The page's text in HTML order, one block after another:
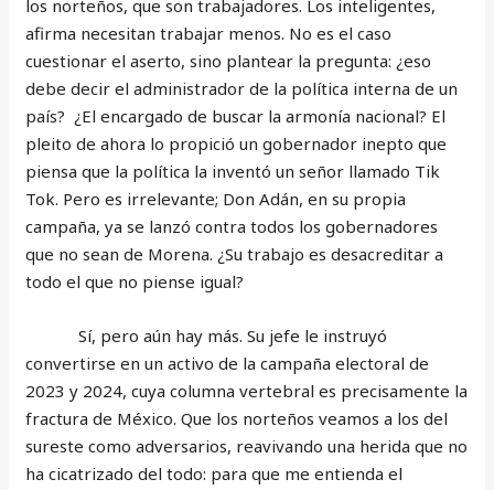
los norteños, que son trabajadores. Los inteligentes,
afirma necesitan trabajar menos. No es el caso
cuestionar el aserto, sino plantear la pregunta: ¿eso
debe decir el administrador de la política interna de un
país? ¿El encargado de buscar la armonía nacional? El
pleito de ahora lo propició un gobernador inepto que
piensa que la política la inventó un señor llamado Tik
Tok. Pero es irrelevante; Don Adán, en su propia
campaña, ya se lanzó contra todos los gobernadores
que no sean de Morena. ¿Su trabajo es desacreditar a
todo el que no piense igual?
Sí, pero aún hay más. Su jefe le instruyó
convertirse en un activo de la campaña electoral de
2023 y 2024, cuya columna vertebral es precisamente la
fractura de México. Que los norteños veamos a los del
sureste como adversarios, reavivando una herida que no
ha cicatrizado del todo: para que me entienda el